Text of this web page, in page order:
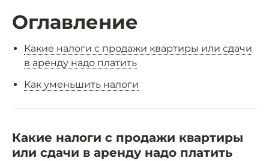
Оглавление
Какие налоги с продажи квартиры или сдачи
в аренду надо платить
Как уменьшить налоги
Какие налоги с продажи квартиры
или сдачи в аренду надо платить